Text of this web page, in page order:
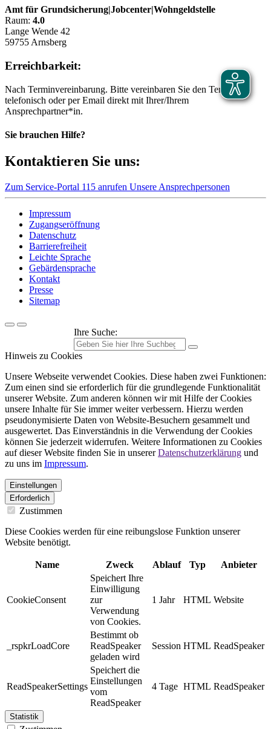
Amt für Grundsicherung|Jobcenter|Wohngeldstelle
Raum: 4.0
Lange Wende 42
59755 Arnsberg
Erreichbarkeit:
Nach Terminvereinbarung. Bitte vereinbaren Sie den Termin
telefonisch oder per Email direkt mit Ihrer/Ihrem
Ansprechpartner*in.
Sie brauchen Hilfe?
Kontaktieren Sie uns:
Zum Service-Portal 115 anrufen Unsere Ansprechpersonen
Impressum
Zugangseröffnung
Datenschutz
Barrierefreiheit
Leichte Sprache
Gebärdensprache
Kontakt
Presse
Sitemap
Ihre Suche:
Hinweis zu Cookies
Unsere Webseite verwendet Cookies. Diese haben zwei Funktionen:
Zum einen sind sie erforderlich für die grundlegende Funktionalität
unserer Website. Zum anderen können wir mit Hilfe der Cookies
unsere Inhalte für Sie immer weiter verbessern. Hierzu werden
pseudonymisierte Daten von Website-Besuchern gesammelt und
ausgewertet. Das Einverständnis in die Verwendung der Cookies
können Sie jederzeit widerrufen. Weitere Informationen zu Cookies
auf dieser Website finden Sie in unsererDatenschutzerklärung und
zu uns im Impressum.
Einstellungen
Erforderlich
Zustimmen
Diese Cookies werden für eine reibungslose Funktion unserer
Website benötigt.
Name Zweck Ablauf Typ Anbieter
CookieConsent
Speichert Ihre
Einwilligung
zur
Verwendung
von Cookies.
1 Jahr HTML Website
_rspkrLoadCore
Bestimmt ob
ReadSpeaker
geladen wird
Session HTML ReadSpeaker
ReadSpeakerSettings
Speichert die
Einstellungen
vom
ReadSpeaker
4 Tage HTML ReadSpeaker
Statistik